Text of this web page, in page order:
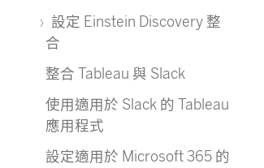
設定 Einstein Discovery 整
合
整合 Tableau 與 Slack
使用適用於 Slack 的 Tableau
應用程式
設定適用於 Microsoft 365 的